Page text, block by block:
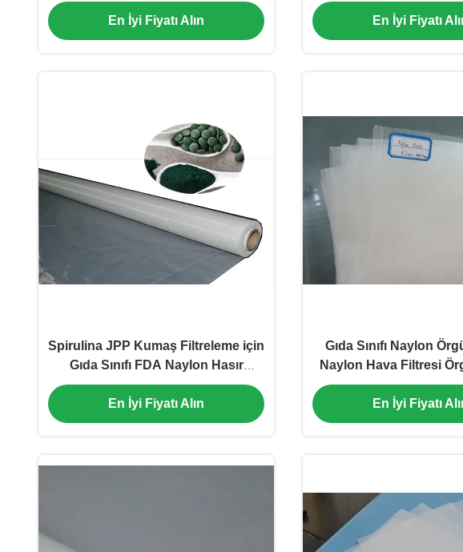
En İyi Fiyatı Alın
En İyi Fiyatı
Spirulina JPP Kumaş Filtreleme için
Gıda Sınıfı FDA Naylon Hasır
Kumaş 127cm Genişlik
En İyi Fiyatı Alın
Gıda Sınıfı Naylon
Naylon Hava Filtresi
Rulo Mikron
En İyi Fiyatı